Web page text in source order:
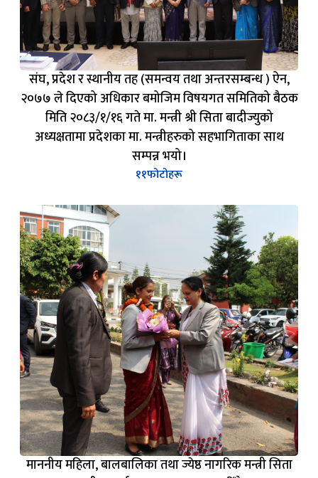
११फोटोहरू
माननीय महिला, बालबालिका तथा ज्येष्ठ नागरिक मन्त्री सिता
बादीज्यूलाई मन्त्रालयमा स्वागत गरिँदै
१५फोटोहरू